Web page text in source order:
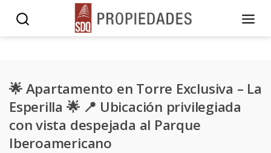
🌟 Apartamento en Torre Exclusiva – La
Esperilla 🌟 📍 Ubicación privilegiada
con vista despejada al Parque
Iberoamericano